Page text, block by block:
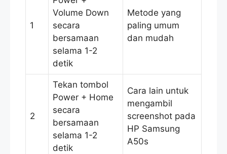
1
Volume Down
secara
bersamaan
selama 1-2
detik
Metode yang
paling umum
dan mudah
2
Tekan tombol
Power + Home
secara
bersamaan
selama 1-2
detik
Cara lain untuk
mengambil
screenshot pada
HP Samsung
A50s